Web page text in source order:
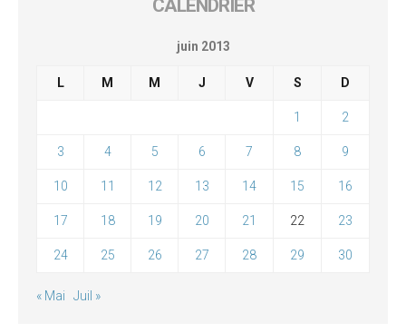
CALENDRIER
juin 2013
L M M J V S D
1 2
3 4 5 6 7 8 9
10 11 12 13 14 15 16
17 18 19 20 21 22 23
24 25 26 27 28 29 30
« Mai Juil »